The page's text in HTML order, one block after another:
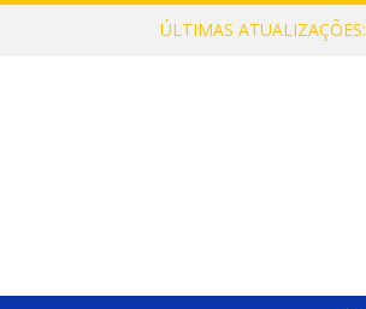
ÚLTIMAS ATUALIZAÇÕES: